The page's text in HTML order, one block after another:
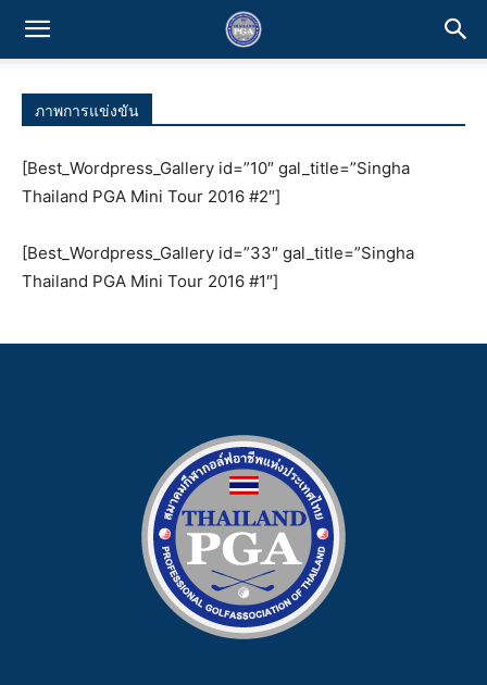
ภาพการแข่งขัน
[Best_Wordpress_Gallery id=”10″ gal_title=”Singha
Thailand PGA Mini Tour 2016 #2″]
[Best_Wordpress_Gallery id=”33″ gal_title=”Singha
Thailand PGA Mini Tour 2016 #1″]